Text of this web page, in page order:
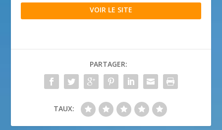
VOIR LE SITE
PARTAGER:
TAUX: